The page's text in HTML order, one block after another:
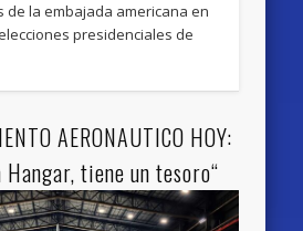
de la embajada americana en
presidenciales de
AERONAUTICO HOY:
Hangar, tiene un tesoro“